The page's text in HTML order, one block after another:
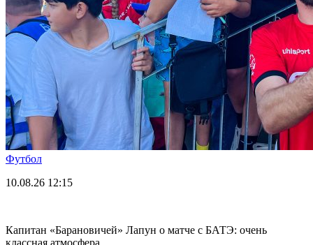
Футбол
10.08.26 12:15
Капитан «Барановичей» Лапун о матче с БАТЭ: очень
классная атмосфера